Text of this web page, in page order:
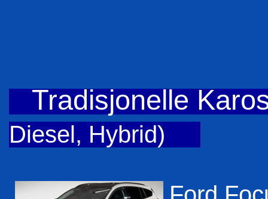
Tradisjonelle
Diesel, Hybrid)